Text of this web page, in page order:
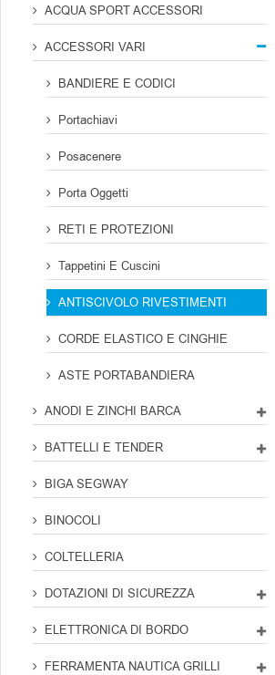
ACQUA SPORT ACCESSORI
ACCESSORI VARI
BANDIERE E CODICI
Portachiavi
Posacenere
Porta Oggetti
RETI E PROTEZIONI
Tappetini E Cuscini
ANTISCIVOLO RIVESTIMENTI
CORDE ELASTICO E CINGHIE
ASTE PORTABANDIERA
ANODI E ZINCHI BARCA
BATTELLI E TENDER
BIGA SEGWAY
BINOCOLI
COLTELLERIA
DOTAZIONI DI SICUREZZA
ELETTRONICA DI BORDO
FERRAMENTA NAUTICA GRILLI